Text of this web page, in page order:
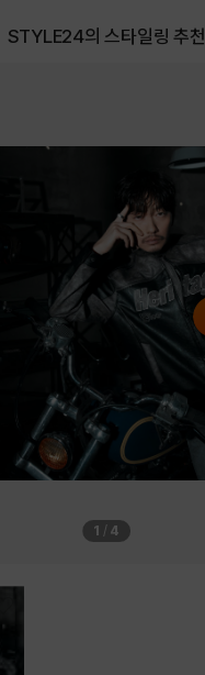
STYLE24의 스타일링 추천
1 / 4